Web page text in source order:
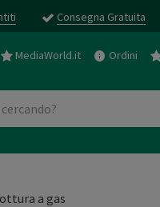
Consegna Gratuita
MediaWorld.it Ordini
a gas